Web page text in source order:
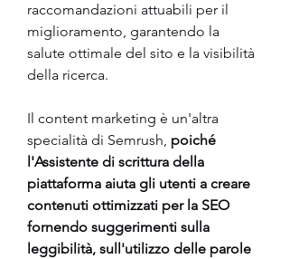
raccomandazioni attuabili per il
miglioramento, garantendo la
salute ottimale del sito e la visibilità
della ricerca.
Il content marketing è un'altra
specialità di Semrush, poiché
l'Assistente di scrittura della
piattaforma aiuta gli utenti a creare
contenuti ottimizzati per la SEO
fornendo suggerimenti sulla
leggibilità, sull'utilizzo delle parole